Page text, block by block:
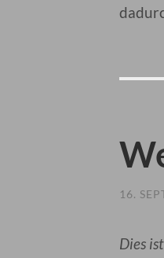
16.
Dies